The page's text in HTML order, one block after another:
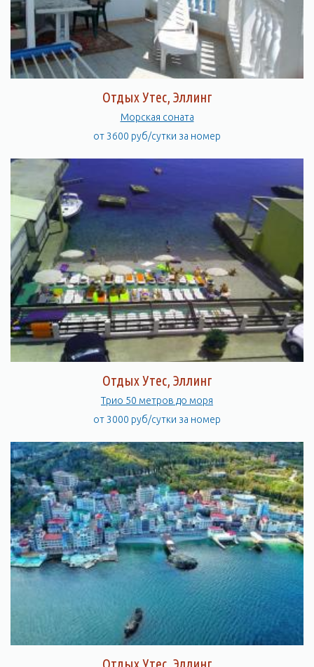
Отдых Утес, Эллинг
Морская соната
от 3600 руб/сутки за номер
Отдых Утес, Эллинг
Трио 50 метров до моря
от 3000 руб/сутки за номер